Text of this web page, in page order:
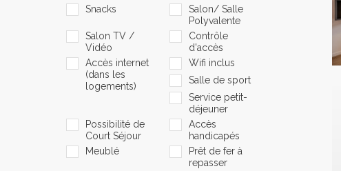
Snacks
Salon/ Salle
Polyvalente
Salon TV /
Vidéo
Contrôle
d'accès
Accès internet
(dans les
logements)
Wifi inclus
Salle de sport
Service petit-
déjeuner
Possibilité de
Court Séjour
Accès
handicapés
Meublé
Prêt de fer à
repasser